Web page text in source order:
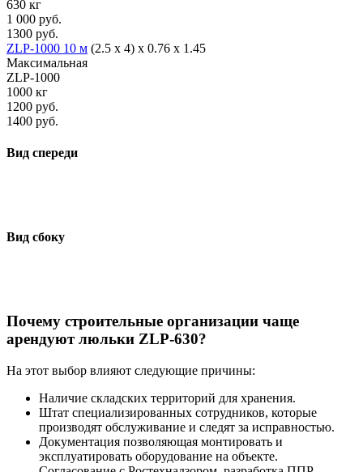
630 кг
1 000 руб.
1300 руб.
ZLP-1000 10 м (2.5 x 4) х 0.76 х 1.45
Максимальная
ZLP-1000
1000 кг
1200 руб.
1400 руб.
Вид спереди
Вид сбоку
Почему строительные организации чаще
арендуют люльки ZLP-630?
На этот выбор влияют следующие причины:
Наличие складских территорий для хранения.
Штат специализированных сотрудников, которые
производят обслуживание и следят за исправностью.
Документация позволяющая монтировать и
эксплуатировать оборудование на объекте.